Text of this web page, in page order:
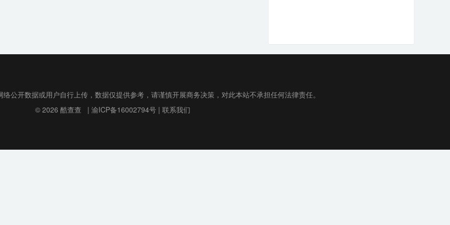
公开数据或用户自行上传，数据仅提供参考，请谨慎开展商务决策，对此本站不承担任何法律责任。
© 2026 酷查查 | 渝ICP备16002794号| 联系我们